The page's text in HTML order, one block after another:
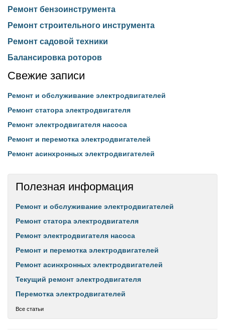
Ремонт бензоинструмента
Ремонт строительного инструмента
Ремонт садовой техники
Балансировка роторов
Свежие записи
Ремонт и обслуживание электродвигателей
Ремонт статора электродвигателя
Ремонт электродвигателя насоса
Ремонт и перемотка электродвигателей
Ремонт асинхронных электродвигателей
Полезная информация
Ремонт и обслуживание электродвигателей
Ремонт статора электродвигателя
Ремонт электродвигателя насоса
Ремонт и перемотка электродвигателей
Ремонт асинхронных электродвигателей
Текущий ремонт электродвигателя
Перемотка электродвигателей
Все статьи